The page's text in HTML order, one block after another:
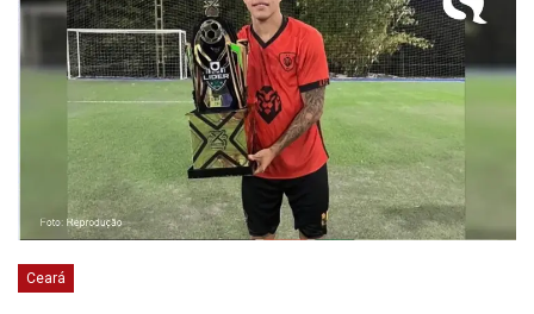
Ceará